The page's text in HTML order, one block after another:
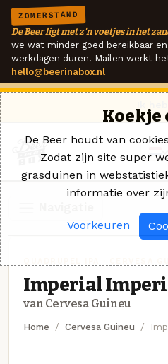
ZOMERSTAND
De Beer ligt met z'n voetjes in het
we wat minder goed bereikbaar
werkdagen duren. Mailen werkt
hello@beerinabox.nl
Imperial
van Cervesa Guineu
Home Cervesa Guineu
Koekje
De Beer houdt van
Zodat zijn site super
grasduinen in
informatie over
Voorkeuren